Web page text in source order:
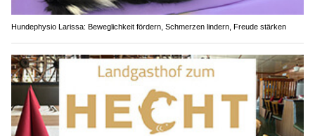
Hundephysio Larissa: Beweglichkeit fördern, Schmerzen lindern, Freude stärken